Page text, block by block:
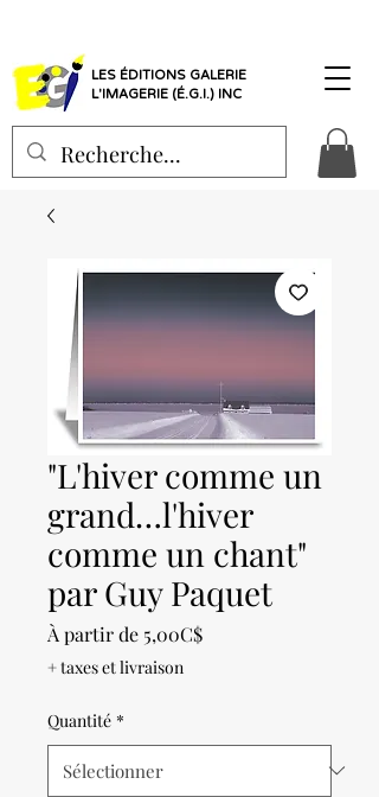
LES ÉDITIONS GALERIE
L'IMAGERIE (É.G.I.) INC
"L'hiver comme un
grand…l'hiver
comme un chant"
par Guy Paquet
À partir de 5,00C$Prix
+ taxes et livraison
Quantité *